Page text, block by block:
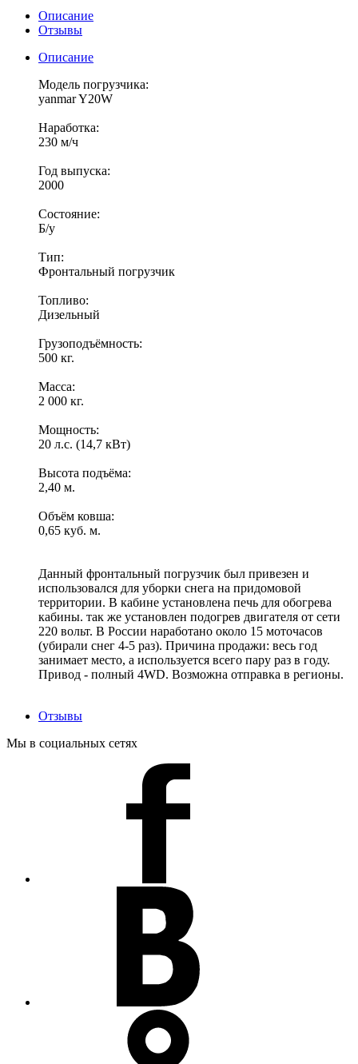
Описание
Отзывы
Описание
Модель погрузчика:
yanmar Y20W
Наработка:
230 м/ч
Год выпуска:
2000
Состояние:
Б/у
Тип:
Фронтальный погрузчик
Топливо:
Дизельный
Грузоподъёмность:
500 кг.
Масса:
2 000 кг.
Мощность:
20 л.с. (14,7 кВт)
Высота подъёма:
2,40 м.
Объём ковша:
0,65 куб. м.
Данный фронтальный погрузчик был привезен и
использовался для уборки снега на придомовой
территории. В кабине установлена печь для обогрева
кабины. так же установлен подогрев двигателя от сети
220 вольт. В России наработано около 15 моточасов
(убирали снег 4-5 раз). Причина продажи: весь год
занимает место, а используется всего пару раз в году.
Привод - полный 4WD. Возможна отправка в регионы.
Отзывы
Мы в социальных сетях